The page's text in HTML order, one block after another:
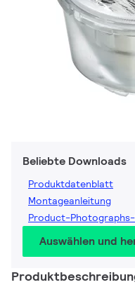
Beliebte Downloads
Produktdatenblatt
Montageanleitung
Product-Photographs-
Auswählen und